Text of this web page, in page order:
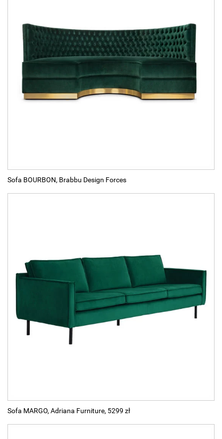
Sofa BOURBON, Brabbu Design Forces
Sofa MARGO, Adriana Furniture, 5299 zł